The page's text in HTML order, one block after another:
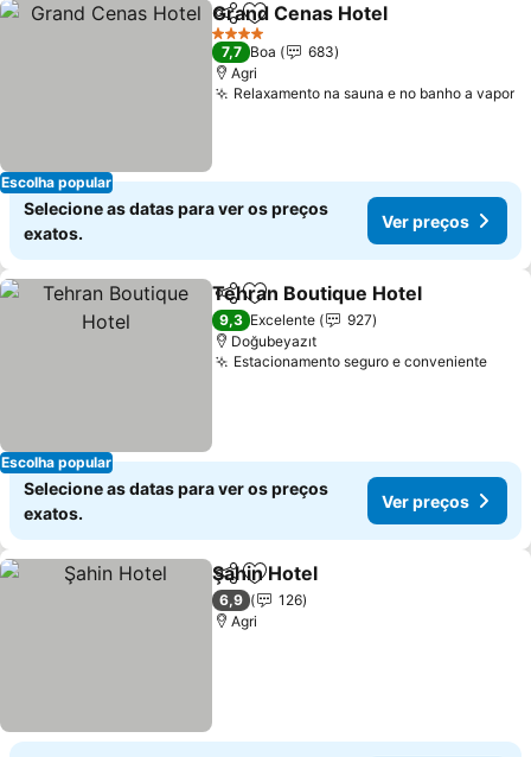
Escolha popular
PartilharAdicionar aos favoritos
Grand Cenas Hotel
4 Estrelas
7,7 Boa
683
Agri
Relaxamento na sauna e no banho a vapor
Selecione as datas para ver os preços
exatos.
Ver preços
Escolha popular
PartilharAdicionar aos favoritos
Tehran Boutique Hotel
9,3 Excelente
927
Doğubeyazıt
Estacionamento seguro e conveniente
Selecione as datas para ver os preços
exatos.
Ver preços
PartilharAdicionar aos favoritos
Şahin Hotel
6,9
126
Agri